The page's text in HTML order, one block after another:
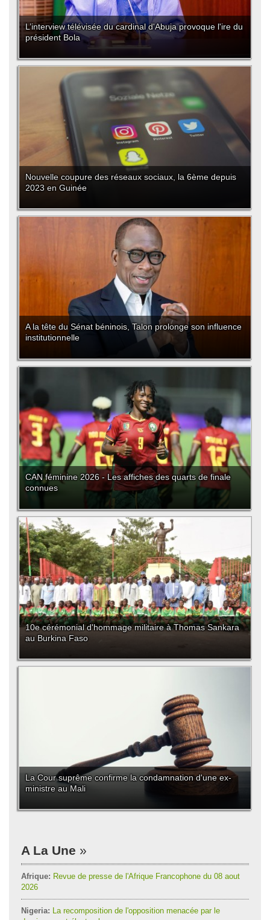
L’interview télévisée du cardinal d'Abuja provoque l'ire du
président Bola
Nouvelle coupure des réseaux sociaux, la 6ème depuis
2023 en Guinée
A la tête du Sénat béninois, Talon prolonge son influence
institutionnelle
CAN féminine 2026 - Les affiches des quarts de finale
connues
10e cérémonial d'hommage militaire à Thomas Sankara
au Burkina Faso
La Cour suprême confirme la condamnation d'une ex-
ministre au Mali
A La Une
Afrique: Revue de presse de l'Afrique Francophone du 08 aout
2026
Nigeria: La recomposition de l'opposition menacée par le